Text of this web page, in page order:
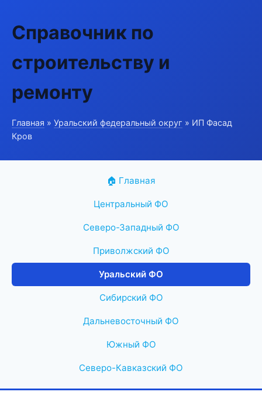
Справочник по
строительству и
ремонту
Главная » Уральский федеральный округ » ИП Фасад
Кров
🏠 Главная
Центральный ФО
Северо-Западный ФО
Приволжский ФО
Уральский ФО
Сибирский ФО
Дальневосточный ФО
Южный ФО
Северо-Кавказский ФО